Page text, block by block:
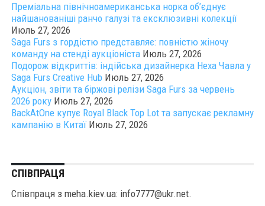
Преміальна північноамериканська норка об’єднує
найшанованіші ранчо галузі та ексклюзивні колекції
Июль 27, 2026
Saga Furs з гордістю представляє: повністю жіночу
команду на стенді аукціоніста Июль 27, 2026
Подорож відкриттів: індійська дизайнерка Неха Чавла у
Saga Furs Creative Hub Июль 27, 2026
Аукціон, звіти та біржові релізи Saga Furs за червень
2026 року Июль 27, 2026
BackAtOne купує Royal Black Top Lot та запускає рекламну
кампанію в Китаї Июль 27, 2026
СПІВПРАЦЯ
Співпраця з meha.kiev.ua: info7777@ukr.net.